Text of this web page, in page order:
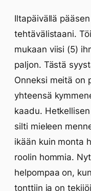
Iltapäivällä
tehtävälistaani.
mukaan viisi (5)
paljon. Tästä
Onneksi meitä on
yhteensä
kaadu.
silti mieleen
ikään kuin monta
roolin hommia.
helpompaa on,
tonttiin ja on